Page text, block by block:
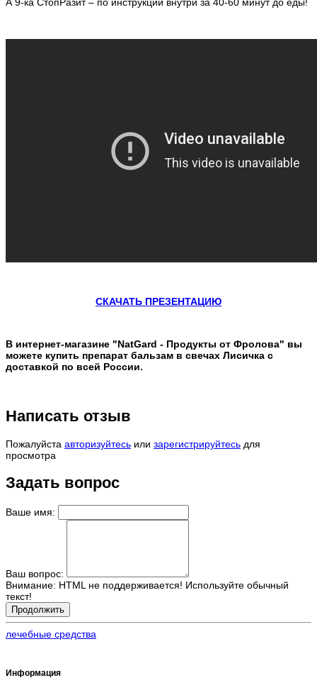
А 9-ка СтопРазит – по инструкции внутри за 40-60 минут до еды!
СКАЧАТЬ ПРЕЗЕНТАЦИЮ
В интернет-магазине "NatGard - Продукты от Фролова" вы
можете купить препарат бальзам в свечах Лисичка с
доставкой по всей России.
Написать отзыв
Пожалуйста авторизуйтесь или зарегистрируйтесь для
просмотра
Задать вопрос
Ваше имя:
Ваш вопрос:
Внимание: HTML не поддерживается! Используйте обычный
текст!
Продолжить
лечебные средства
Информация